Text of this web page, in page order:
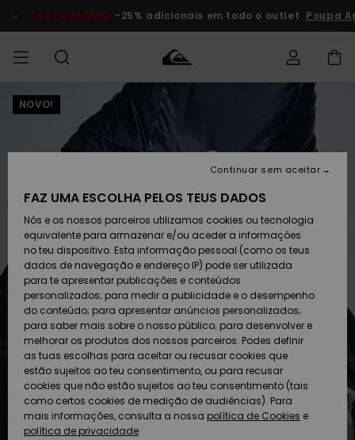
do
DUPLA PROMO -25% adicionais em todo o outlet Poupa
HOMEM Roupas
Calçado e
chinelos
Surfe/água
Snow
Artigos
recém-
chegados
MENINO
Roupas
Calçado e
chinelos
Surfe/água
Neve
Artigos
recém-
chegados
MULHER
Shop
chegados
Highlights
Snow
SURF
Surf Shop
Homem
Crianças
Highlights
Community
SNOW
Artigos
Neve
Homem
Artigos
Criança
Snow Shop
Feminino
Highlights
Community
DUPLA
PROMO
Outlet
Homem
Criança
Outlet
Mulher
AJUDA
Acede à tua
encomenda
Devoluções
Pagamento
Cartão
presente
Quiksilver
Freedom
Protecção de
dados
SUSTAINABILITY
NOVO!
FAZ UMA ESCOLHA PELOS TEUS DADOS
Nós e os nossos parceiros utilizamos cookies ou tecnologia
equivalente para armazenar e/ou aceder a informações
no teu dispositivo. Esta informação pessoal (como os teus
dados de navegação e endereço IP) pode ser utilizada
para te apresentar publicações e conteúdos
personalizados; para medir a publicidade e o desempenho
do conteúdo; para apresentar anúncios personalizados;
para saber mais sobre o nosso público; para desenvolver e
melhorar os produtos dos nossos parceiros. Podes definir
as tuas escolhas para aceitar ou recusar cookies que
estão sujeitos ao teu consentimento, ou para recusar
cookies que não estão sujeitos ao teu consentimento (tais
como certos cookies de medição de audiências). Para
mais informações, consulta a nossa política de Cookies e
política de privacidade
Continuar sem aceitar